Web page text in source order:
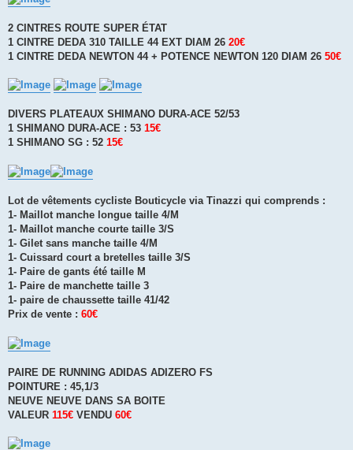
2 CINTRES ROUTE SUPER ÉTAT
1 CINTRE DEDA 310 TAILLE 44 EXT DIAM 26 20€
1 CINTRE DEDA NEWTON 44 + POTENCE NEWTON 120 DIAM 26 50€
DIVERS PLATEAUX SHIMANO DURA-ACE 52/53
1 SHIMANO DURA-ACE : 53 15€
1 SHIMANO SG : 52 15€
Lot de vêtements cycliste Bouticycle via Tinazzi qui comprends :
1- Maillot manche longue taille 4/M
1- Maillot manche courte taille 3/S
1- Gilet sans manche taille 4/M
1- Cuissard court a bretelles taille 3/S
1- Paire de gants été taille M
1- Paire de manchette taille 3
1- paire de chaussette taille 41/42
Prix de vente : 60€
PAIRE DE RUNNING ADIDAS ADIZERO FS
POINTURE : 45,1/3
NEUVE NEUVE DANS SA BOITE
VALEUR 115€ VENDU 60€